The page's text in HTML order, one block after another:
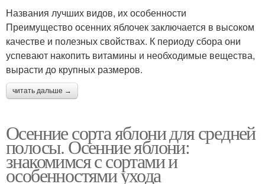
Названия лучших видов, их особенности
Преимущество осенних яблочек заключается в высоком
качестве и полезных свойствах. К периоду сбора они
успевают накопить витамины и необходимые вещества,
вырасти до крупных размеров.
читать дальше →
Осенние сорта яблони для средней
полосы. Осенние яблони:
знакомимся с сортами и
особенностями ухода